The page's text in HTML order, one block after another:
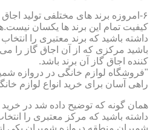
۶-امروزه برند های مختلفی تولید
کیفیت تمام این برند ها یکسان
داشته باشید که برند معتبری را
باشید مرکزی که از آن اجاق گاز را
کننده اجاق گاز آن برند باشد.
"فروشگاه لوازم خانگی در دروازه
راهی آسان برای خرید انواع لوازم
همان گونه که توضیح داده شد در خرید
داشته باشید که مرکز معتبری را
شمیران,منطقه دروازه شمیران یکی